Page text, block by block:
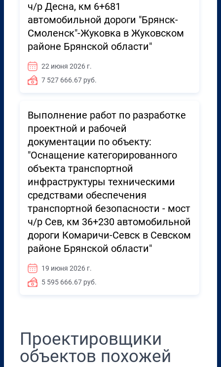
ч/р Десна, км 6+681
автомобильной дороги "Брянск-
Смоленск"-Жуковка в Жуковском
районе Брянской области"
22 июня 2026 г.
7 527 666.67 руб.
Выполнение работ по разработке
проектной и рабочей
документации по объекту:
"Оснащение категорированного
объекта транспортной
инфраструктуры техническими
средствами обеспечения
транспортной безопасности - мост
ч/р Сев, км 36+230 автомобильной
дороги Комаричи-Севск в Севском
районе Брянской области"
19 июня 2026 г.
5 595 666.67 руб.
Проектировщики
объектов похожей